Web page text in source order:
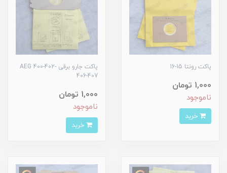
پاکت رونتا 15-16
1,000 تومان
ناموجود
پاکت جارو برقی AEG 400-402-
406-407
1,000 تومان
ناموجود